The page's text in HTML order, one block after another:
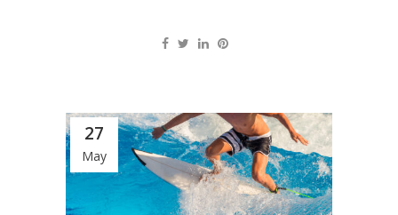
27
May